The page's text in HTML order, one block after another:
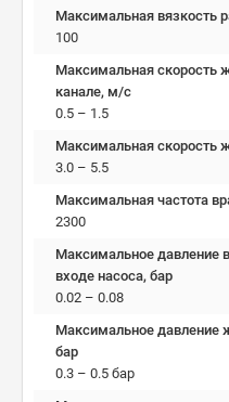
Максимальная вязкость
100
Максимальная скорость
канале, м/с
0.5 – 1.5
Максимальная скорость
3.0 – 5.5
Максимальная частота
2300
Максимальное давление
входе насоса, бар
0.02 – 0.08
Максимальное давление
бар
0.3 – 0.5 бар